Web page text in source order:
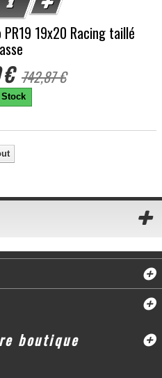
19x20 Racing taillé
742,87 €
Stock
boutique